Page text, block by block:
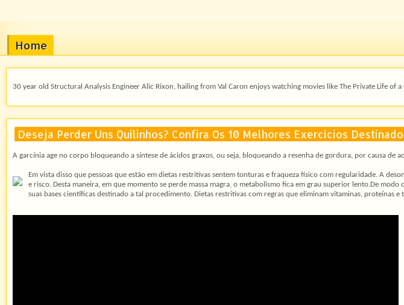
Home
30 year old Structural Analysis Engineer Alic Rixon, hailing from Val Caron enjoys watching movies like The Private Life of
Deseja Perder Uns Quilinhos? Confira Os 10 Melhores Exercícios
A garcínia age no corpo bloqueando a síntese de ácidos graxos, ou seja, bloqueando a resenha de gordura, por causa de
Em vista disso que pessoas que estão em dietas restritivas sentem tonturas e fraqueza físico com regularidade. A
e risco. Desta maneira, em que momento se perde massa magra, o metabolismo fica em grau superior lento.De
suas bases científicas destinado a tal procedimento. Dietas restritivas com regras que eliminam vitaminas, proteínas